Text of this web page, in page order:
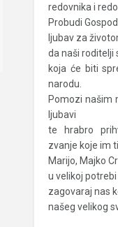
redovnika i
Probudi
ljubav za
da naši roditelji
koja će biti
narodu.
Pomozi našim
ljubavi
te hrabro
zvanje koje im
Marijo, Majko
u velikoj
zagovaraj nas
našeg velikog